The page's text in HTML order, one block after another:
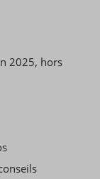
2025, hors